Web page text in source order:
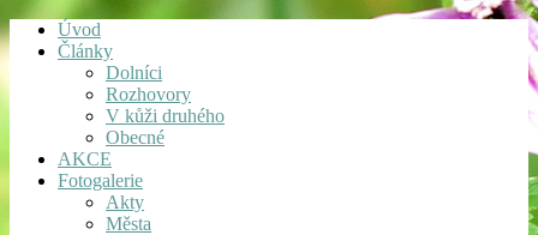
Úvod
Články
Dolníci
Rozhovory
V kůži druhého
Obecné
AKCE
Fotogalerie
Akty
Města